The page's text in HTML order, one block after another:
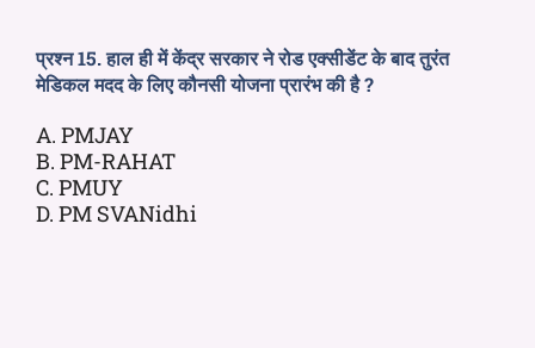
प्रश्न 15. हाल ही में केंद्र सरकार ने रोड एक्सीडेंट के बाद तुरंत
मेडिकल मदद के लिए कौनसी योजना प्रारंभ की है ?
A. PMJAY
B. PM-RAHAT
C. PMUY
D. PM SVANidhi